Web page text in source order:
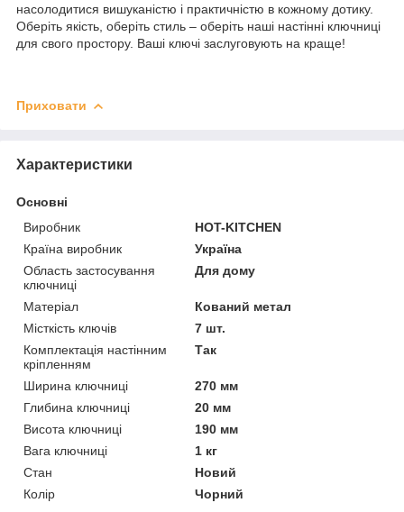
насолодитися вишуканістю і практичністю в кожному дотику.
Оберіть якість, оберіть стиль – оберіть наші настінні ключниці
для свого простору. Ваші ключі заслуговують на краще!
Приховати
Характеристики
Основні
Виробник
HOT-KITCHEN
Країна виробник
Україна
Область застосування
ключниці
Для дому
Матеріал
Кований метал
Місткість ключів
7 шт.
Комплектація настінним
кріпленням
Так
Ширина ключниці
270 мм
Глибина ключниці
20 мм
Висота ключниці
190 мм
Вага ключниці
1 кг
Стан
Новий
Колір
Чорний